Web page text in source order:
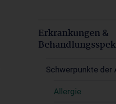
Erkrankungen &
Schwerpunkte der
Allergie